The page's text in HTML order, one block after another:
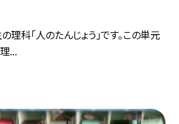
の理科「人のたんじょう」です。この単元
...